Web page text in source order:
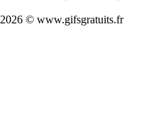
2026 © www.gifsgratuits.fr